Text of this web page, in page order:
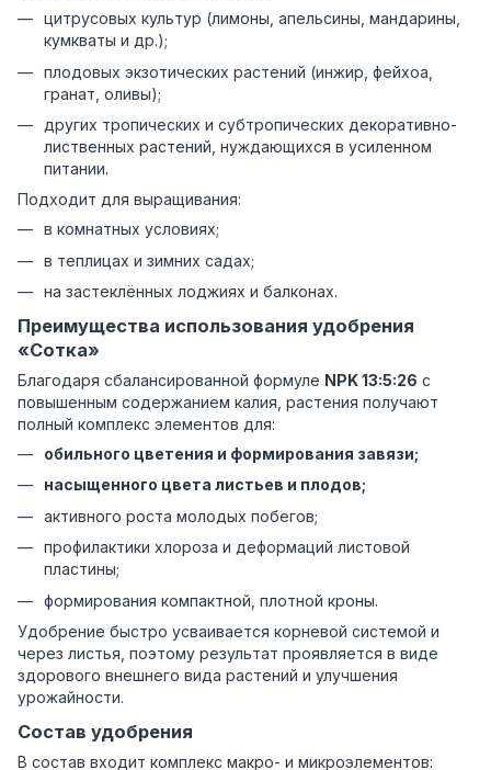
цитрусовых культур (лимоны, апельсины, мандарины,
кумкваты и др.);
плодовых экзотических растений (инжир, фейхоа,
гранат, оливы);
других тропических и субтропических декоративно-
лиственных растений, нуждающихся в усиленном
питании.
Подходит для выращивания:
в комнатных условиях;
в теплицах и зимних садах;
на застеклённых лоджиях и балконах.
Преимущества использования удобрения
«Сотка»
Благодаря сбалансированной формуле NPK 13:5:26 с
повышенным содержанием калия, растения получают
полный комплекс элементов для:
обильного цветения и формирования завязи;
насыщенного цвета листьев и плодов;
активного роста молодых побегов;
профилактики хлороза и деформаций листовой
пластины;
формирования компактной, плотной кроны.
Удобрение быстро усваивается корневой системой и
через листья, поэтому результат проявляется в виде
здорового внешнего вида растений и улучшения
урожайности.
Состав удобрения
В состав входит комплекс макро- и микроэлементов: